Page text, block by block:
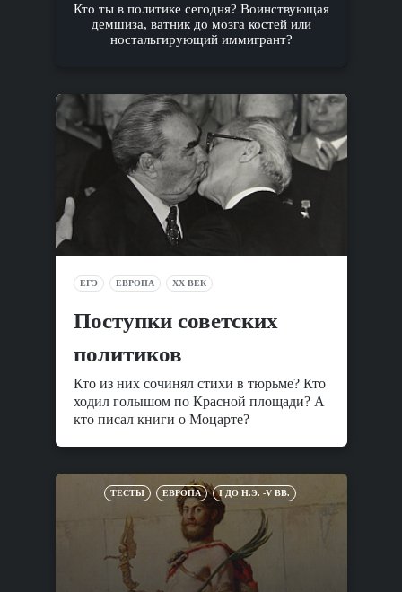
Кто ты в политике сегодня? Воинствующая
демшиза, ватник до мозга костей или
ностальгирующий иммигрант?
ЕГЭ ЕВРОПА XX ВЕК
Поступки советских
политиков
Кто из них сочинял стихи в тюрьме? Кто
ходил голышом по Красной площади? А
кто писал книги о Моцарте?
ТЕСТЫ ЕВРОПА I ДО Н.Э. -V ВВ.